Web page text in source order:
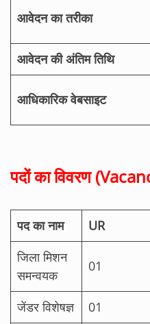
आवेदन का तरीका
आवेदन की अंतिम तिथि
आधिकारिक वेबसाइट
पदों का विवरण
पद का नाम UR
जिला मिशन
समन्वयक
01
जेंडर विशेषज्ञ 01